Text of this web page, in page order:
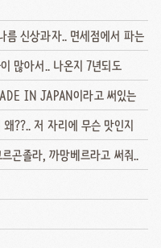
름 신상과자.. 면세점에서 파는
많아서.. 나온지 7년되도
IN JAPAN이라고 써있는
??.. 저 자리에 무슨 맛인지
곤졸라, 까망베르라고 써줘..